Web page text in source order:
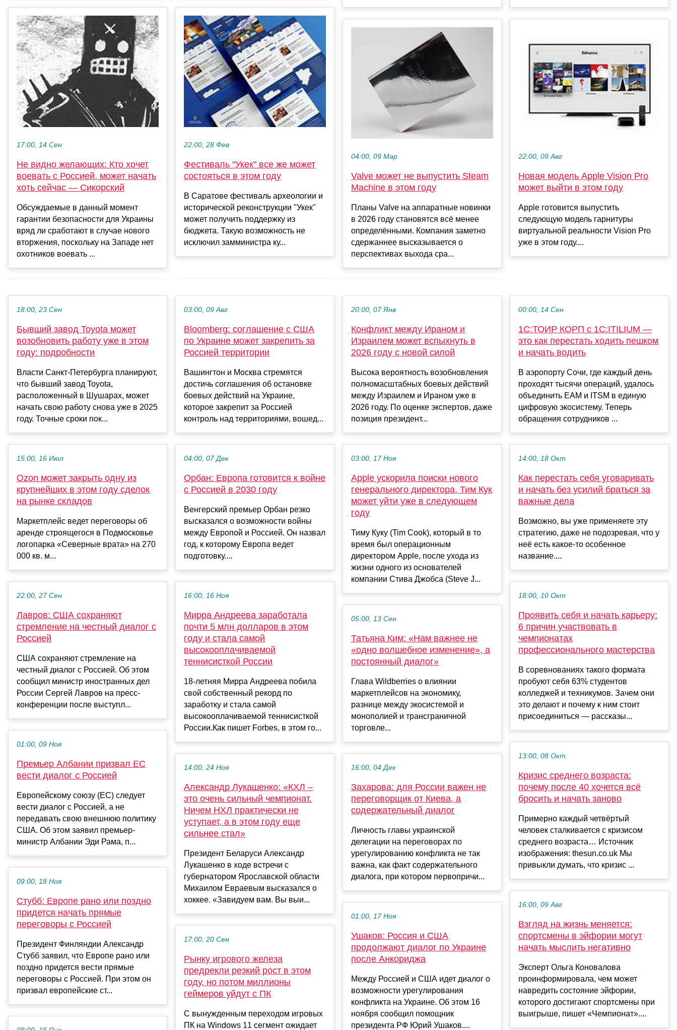
17:00, 14 Сен
Не видно желающих: Кто хочет
воевать с Россией, может начать
хоть сейчас — Сикорский
Обсуждаемые в данный момент
гарантии безопасности для Украины
вряд ли сработают в случае нового
вторжения, поскольку на Западе нет
охотников воевать ...
22:00, 28 Фев
Фестиваль "Укек" все же может
состояться в этом году
В Саратове фестиваль археологии и
исторической реконструкции "Укек"
может получить поддержку из
бюджета. Такую возможность не
исключил замминистра ку...
04:00, 09 Мар
Valve может не выпустить Steam
Machine в этом году
Планы Valve на аппаратные новинки
в 2026 году становятся всё менее
определёнными. Компания заметно
сдержаннее высказывается о
перспективах выхода сра...
22:00, 09 Авг
Новая модель Apple Vision Pro
может выйти в этом году
Apple готовится выпустить
следующую модель гарнитуры
виртуальной реальности Vision Pro
уже в этом году....
18:00, 23 Сен
Бывший завод Toyota может
возобновить работу уже в этом
году: подробности
Власти Санкт-Петербурга планируют,
что бывший завод Toyota,
расположенный в Шушарах, может
начать свою работу снова уже в 2025
году. Точные сроки пок...
15:00, 16 Июл
Ozon может закрыть одну из
крупнейших в этом году сделок
на рынке складов
Маркетплейс ведет переговоры об
аренде строящегося в Подмосковье
логопарка «Северные врата» на 270
000 кв. м...
22:00, 27 Сен
Лавров: США сохраняют
стремление на честный диалог с
Россией
США сохраняют стремление на
честный диалог с Россией. Об этом
сообщил министр иностранных дел
России Сергей Лавров на пресс-
конференции после выступл...
01:00, 09 Ноя
Премьер Албании призвал ЕС
вести диалог с Россией
Европейскому союзу (ЕС) следует
вести диалог с Россией, а не
передавать свою внешнюю политику
США. Об этом заявил премьер-
министр Албании Эди Рама, п...
09:00, 18 Ноя
Стубб: Европе рано или поздно
придется начать прямые
переговоры с Россией
Президент Финляндии Александр
Стубб заявил, что Европе рано или
поздно придется вести прямые
переговоры с Россией. При этом он
призвал европейские ст...
03:00, 09 Авг
Bloomberg: соглашение с США
по Украине может закрепить за
Россией территории
Вашингтон и Москва стремятся
достичь соглашения об остановке
боевых действий на Украине,
которое закрепит за Россией
контроль над территориями, вошед...
04:00, 07 Дек
Орбан: Европа готовится к войне
с Россией в 2030 году
Венгерский премьер Орбан резко
высказался о возможности войны
между Европой и Россией. Он назвал
год, к которому Европа ведет
подготовку....
16:00, 16 Ноя
Мирра Андреева заработала
почти 5 млн долларов в этом
году и стала самой
высокооплачиваемой
теннисисткой России
18-летняя Мирра Андреева побила
свой собственный рекорд по
заработку и стала самой
высокооплачиваемой теннисисткой
России.Как пишет Forbes, в этом го...
14:00, 24 Ноя
Александр Лукашенко: «КХЛ –
это очень сильный чемпионат.
Ничем НХЛ практически не
уступает, а в этом году еще
сильнее стал»
Президент Беларуси Александр
Лукашенко в ходе встречи с
губернатором Ярославской области
Михаилом Евраевым высказался о
хоккее. «Завидуем вам. Вы выи...
17:00, 20 Сен
Рынку игрового железа
предрекли резкий рост в этом
году, но потом миллионы
геймеров уйдут с ПК
С вынужденным переходом игровых
ПК на Windows 11 сегмент ожидает
20:00, 07 Янв
Конфликт между Ираном и
Израилем может вспыхнуть в
2026 году с новой силой
Высока вероятность возобновления
полномасштабных боевых действий
между Израилем и Ираном уже в
2026 году. По оценке экспертов, даже
позиция президент...
03:00, 17 Ноя
Apple ускорила поиски нового
генерального директора, Тим Кук
может уйти уже в следующем
году
Тиму Куку (Tim Cook), который в то
время был операционным
директором Apple, после ухода из
жизни одного из основателей
компании Стива Джобса (Steve J...
05:00, 13 Сен
Татьяна Ким: «Нам важнее не
«одно волшебное изменение», а
постоянный диалог»
Глава Wildberries о влиянии
маркетплейсов на экономику,
разнице между экосистемой и
монополией и трансграничной
торговле...
16:00, 04 Дек
Захарова: для России важен не
переговорщик от Киева, а
содержательный диалог
Личность главы украинской
делегации на переговорах по
урегулированию конфликта не так
важна, как факт содержательного
диалога, при котором первопричи...
01:00, 17 Ноя
Ушаков: Россия и США
продолжают диалог по Украине
после Анкориджа
Между Россией и США идет диалог о
возможности урегулирования
конфликта на Украине. Об этом 16
ноября сообщил помощник
президента РФ Юрий Ушаков....
00:00, 14 Сен
1С:ТОИР КОРП c 1С:ITILIUM —
это как перестать ходить пешком
и начать водить
В аэропорту Сочи, где каждый день
проходят тысячи операций, удалось
объединить EAM и ITSM в единую
цифровую экосистему. Теперь
обращения сотрудников ...
14:00, 18 Окт
Как перестать себя уговаривать
и начать без усилий браться за
важные дела
Возможно, вы уже применяете эту
стратегию, даже не подозревая, что у
неё есть какое-то особенное
название....
18:00, 10 Окт
Проявить себя и начать карьеру:
6 причин участвовать в
чемпионатах
профессионального мастерства
В соревнованиях такого формата
пробуют себя 63% студентов
колледжей и техникумов. Зачем они
это делают и почему к ним стоит
присоединиться — рассказы...
13:00, 08 Окт
Кризис среднего возраста:
почему после 40 хочется всё
бросить и начать заново
Примерно каждый четвёртый
человек сталкивается с кризисом
среднего возраста… Источник
изображения: thesun.co.uk Мы
привыкли думать, что кризис ...
16:00, 09 Авг
Взгляд на жизнь меняется:
спортсмены в эйфории могут
начать мыслить негативно
Эксперт Ольга Коновалова
проинформировала, чем может
навредить состояние эйфории,
которого достигают спортсмены при
выигрыше, пишет «Чемпионат»....